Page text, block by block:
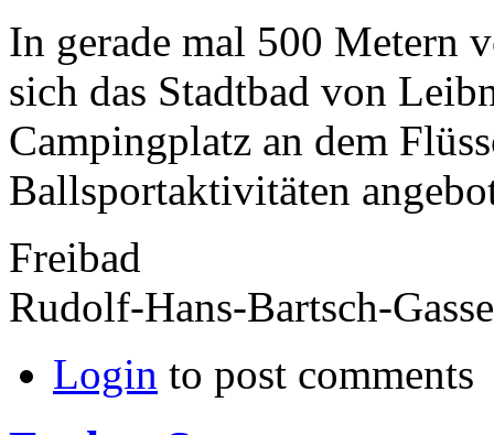
In gerade mal 500 Metern
sich das Stadtbad von
Campingplatz an dem
Ballsportaktivitäten
Freibad
Rudolf-Hans-Bartsch-
Login to post comments